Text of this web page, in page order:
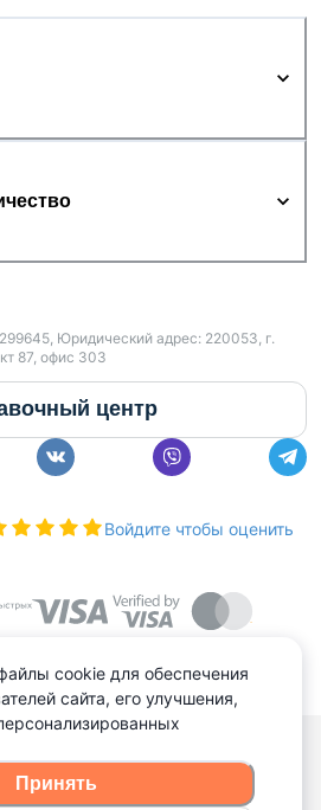
Юридический адрес: 220053, г.
87, офис 303
центр
Войдите чтобы оценить
куки
материалов допускается
ссылки.
cookie для обеспечения
сайта, его улучшения,
Принять